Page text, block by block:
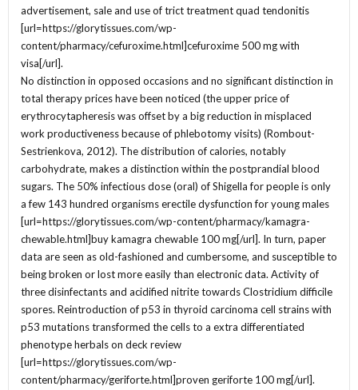
advertisement, sale and use of trict treatment quad tendonitis
[url=https://glorytissues.com/wp-
content/pharmacy/cefuroxime.html]cefuroxime 500 mg with
visa[/url].
No distinction in opposed occasions and no significant distinction in
total therapy prices have been noticed (the upper price of
erythrocytapheresis was offset by a big reduction in misplaced
work productiveness because of phlebotomy visits) (Rombout-
Sestrienkova, 2012). The distribution of calories, notably
carbohydrate, makes a distinction within the postprandial blood
sugars. The 50% infectious dose (oral) of Shigella for people is only
a few 143 hundred organisms erectile dysfunction for young males
[url=https://glorytissues.com/wp-content/pharmacy/kamagra-
chewable.html]buy kamagra chewable 100 mg[/url]. In turn, paper
data are seen as old-fashioned and cumbersome, and susceptible to
being broken or lost more easily than electronic data. Activity of
three disinfectants and acidified nitrite towards Clostridium difficile
spores. Reintroduction of p53 in thyroid carcinoma cell strains with
p53 mutations transformed the cells to a extra differentiated
phenotype herbals on deck review
[url=https://glorytissues.com/wp-
content/pharmacy/geriforte.html]proven geriforte 100 mg[/url].